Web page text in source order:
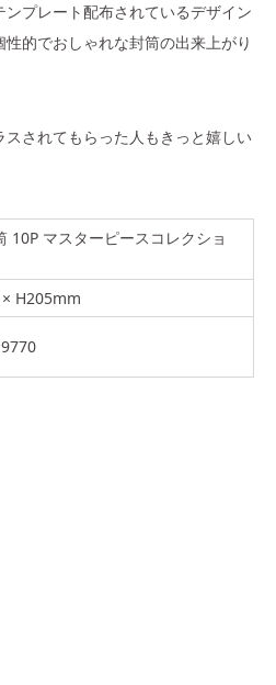
プレート配布されているデザイン
的でおしゃれな封筒の出来上がり
されてもらった人もきっと嬉しい
10P マスターピースコレクショ
H205mm